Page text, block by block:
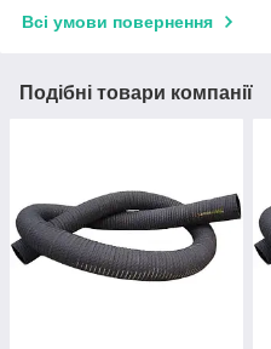
Всі умови повернення
Подібні товари компанії